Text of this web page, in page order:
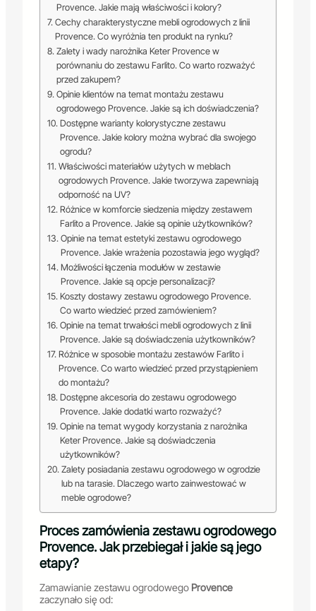
Provence. Jakie mają właściwości i kolory?
Cechy charakterystyczne mebli ogrodowych z linii
Provence. Co wyróżnia ten produkt na rynku?
Zalety i wady narożnika Keter Provence w
porównaniu do zestawu Farlito. Co warto rozważyć
przed zakupem?
Opinie klientów na temat montażu zestawu
ogrodowego Provence. Jakie są ich doświadczenia?
Dostępne warianty kolorystyczne zestawu
Provence. Jakie kolory można wybrać dla swojego
ogrodu?
Właściwości materiałów użytych w meblach
ogrodowych Provence. Jakie tworzywa zapewniają
odporność na UV?
Różnice w komforcie siedzenia między zestawem
Farlito a Provence. Jakie są opinie użytkowników?
Opinie na temat estetyki zestawu ogrodowego
Provence. Jakie wrażenia pozostawia jego wygląd?
Możliwości łączenia modułów w zestawie
Provence. Jakie są opcje personalizacji?
Koszty dostawy zestawu ogrodowego Provence.
Co warto wiedzieć przed zamówieniem?
Opinie na temat trwałości mebli ogrodowych z linii
Provence. Jakie są doświadczenia użytkowników?
Różnice w sposobie montażu zestawów Farlito i
Provence. Co warto wiedzieć przed przystąpieniem
do montażu?
Dostępne akcesoria do zestawu ogrodowego
Provence. Jakie dodatki warto rozważyć?
Opinie na temat wygody korzystania z narożnika
Keter Provence. Jakie są doświadczenia
użytkowników?
Zalety posiadania zestawu ogrodowego w ogrodzie
lub na tarasie. Dlaczego warto zainwestować w
meble ogrodowe?
Proces zamówienia zestawu ogrodowego
Provence. Jak przebiegał i jakie są jego
etapy?
Zamawianie zestawu ogrodowego Provence
zaczynało się od: